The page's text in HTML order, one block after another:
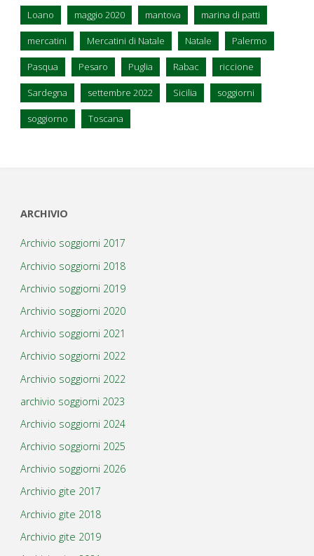
Loano maggio 2020 mantova marina di patti
mercatini Mercatini di Natale Natale Palermo
Pasqua Pesaro Puglia Rabac riccione
Sardegna settembre 2022 Sicilia soggiorni
soggiorno Toscana
ARCHIVIO
Archivio soggiorni 2017
Archivio soggiorni 2018
Archivio soggiorni 2019
Archivio soggiorni 2020
Archivio soggiorni 2021
Archivio soggiorni 2022
Archivio soggiorni 2022
archivio soggiorni 2023
Archivio soggiorni 2024
Archivio soggiorni 2025
Archivio soggiorni 2026
Archivio gite 2017
Archivio gite 2018
Archivio gite 2019